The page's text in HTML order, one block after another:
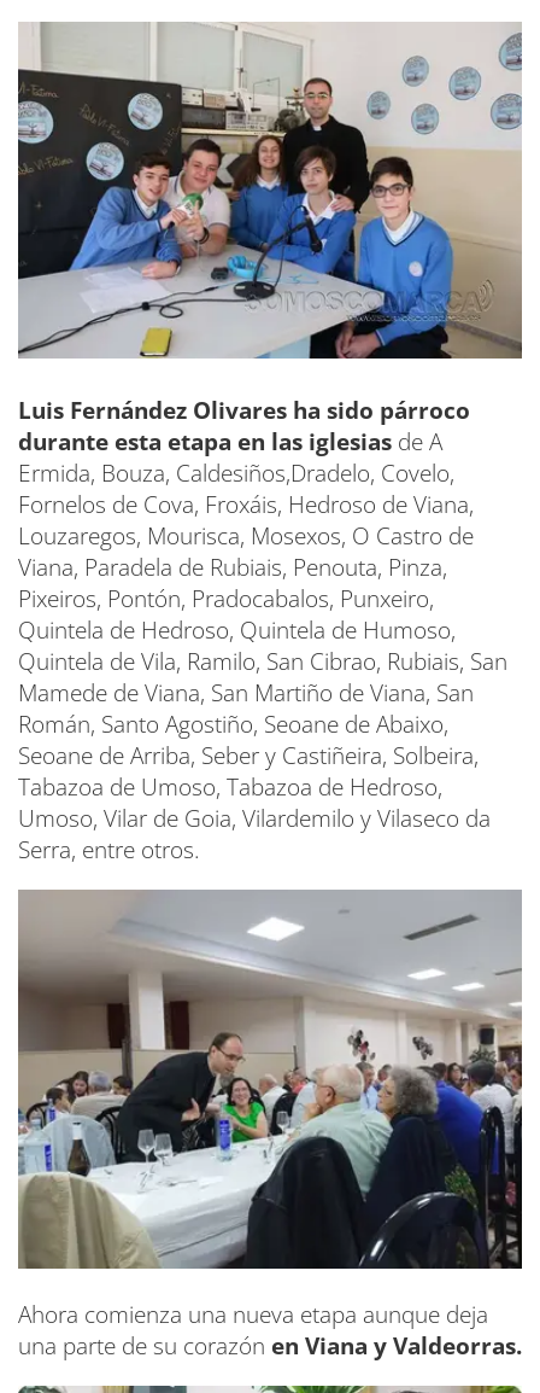
Luis Fernández Olivares ha sido párroco
durante esta etapa en las iglesias de A
Ermida, Bouza, Caldesiños,Dradelo, Covelo,
Fornelos de Cova, Froxáis, Hedroso de Viana,
Louzaregos, Mourisca, Mosexos, O Castro de
Viana, Paradela de Rubiais, Penouta, Pinza,
Pixeiros, Pontón, Pradocabalos, Punxeiro,
Quintela de Hedroso, Quintela de Humoso,
Quintela de Vila, Ramilo, San Cibrao, Rubiais, San
Mamede de Viana, San Martiño de Viana, San
Román, Santo Agostiño, Seoane de Abaixo,
Seoane de Arriba, Seber y Castiñeira, Solbeira,
Tabazoa de Umoso, Tabazoa de Hedroso,
Umoso, Vilar de Goia, Vilardemilo y Vilaseco da
Serra, entre otros.
Ahora comienza una nueva etapa aunque deja
una parte de su corazón en Viana y Valdeorras.